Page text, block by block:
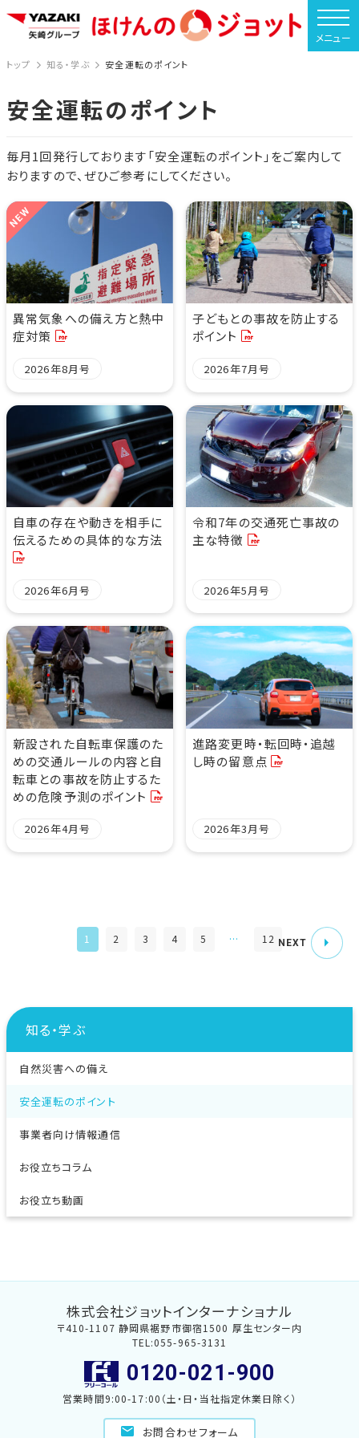
トップ 知る・学ぶ 安全運転のポイント
安全運転のポイント
毎月1回発行しております「安全運転のポイント」をご案内して
おりますので、ぜひご参考にしてください。
NEW
異常気象への備え方と熱中
症対策
2026年8月号
子どもとの事故を防止する
ポイント
2026年7月号
自車の存在や動きを相手に
伝えるための具体的な方法
2026年6月号
令和7年の交通死亡事故の
主な特徴
2026年5月号
新設された自転車保護のた
めの交通ルールの内容と自
転車との事故を防止するた
めの危険予測のポイント
2026年4月号
進路変更時・転回時・追越
し時の留意点
2026年3月号
1 2 3 4 5 … 12 NEXT
知る・学ぶ
自然災害への備え
安全運転のポイント
事業者向け情報通信
お役立ちコラム
お役立ち動画
株式会社ジョットインターナショナル
〒410-1107 静岡県裾野市御宿1500 厚生センター内
TEL:055-965-3131
0120-021-900
営業時間9:00-17:00（土・日・当社指定休業日除く）
お問合わせフォーム